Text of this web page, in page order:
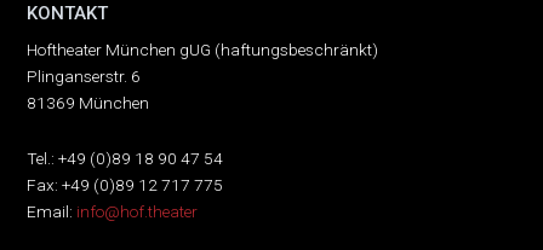
KONTAKT
Hoftheater München gUG (haftungsbeschränkt)
Plinganserstr. 6
81369 München
Tel.: +49 (0)89 18 90 47 54
Fax: +49 (0)89 12 717 775
Email: info@hof.theater